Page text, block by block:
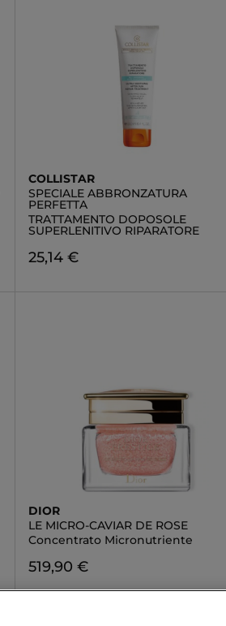
COLLISTAR
SPECIALE ABBRONZATURA
PERFETTA
TRATTAMENTO DOPOSOLE
SUPERLENITIVO RIPARATORE
25,14 €
DIOR
LE MICRO-CAVIAR DE ROSE
Concentrato Micronutriente
519,90 €